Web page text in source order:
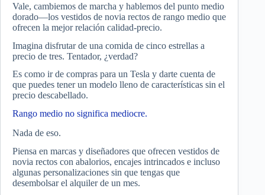
Vale, cambiemos de marcha y hablemos del punto medio
dorado—los vestidos de novia rectos de rango medio que
ofrecen la mejor relación calidad-precio.
Imagina disfrutar de una comida de cinco estrellas a
precio de tres. Tentador, ¿verdad?
Es como ir de compras para un Tesla y darte cuenta de
que puedes tener un modelo lleno de características sin el
precio descabellado.
Rango medio no significa mediocre.
Nada de eso.
Piensa en marcas y diseñadores que ofrecen vestidos de
novia rectos con abalorios, encajes intrincados e incluso
algunas personalizaciones sin que tengas que
desembolsar el alquiler de un mes.